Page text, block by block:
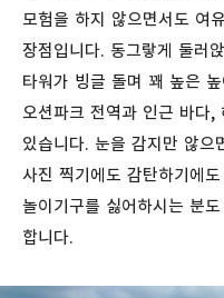
모험을 하지 않으면서도 여
장점입니다. 동그랗게 둘러
타워가 빙글 돌며 꽤 높은
오션파크 전역과 인근 바다,
있습니다. 눈을 감지만 않으
사진 찍기에도 감탄하기에
놀이기구를 싫어하시는 분
합니다.